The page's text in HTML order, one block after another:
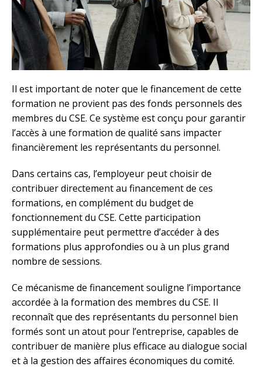
Il est important de noter que le financement de cette
formation ne provient pas des fonds personnels des
membres du CSE. Ce système est conçu pour garantir
l’accès à une formation de qualité sans impacter
financièrement les représentants du personnel.
Dans certains cas, l’employeur peut choisir de
contribuer directement au financement de ces
formations, en complément du budget de
fonctionnement du CSE. Cette participation
supplémentaire peut permettre d’accéder à des
formations plus approfondies ou à un plus grand
nombre de sessions.
Ce mécanisme de financement souligne l’importance
accordée à la formation des membres du CSE. Il
reconnaît que des représentants du personnel bien
formés sont un atout pour l’entreprise, capables de
contribuer de manière plus efficace au dialogue social
et à la gestion des affaires économiques du comité.